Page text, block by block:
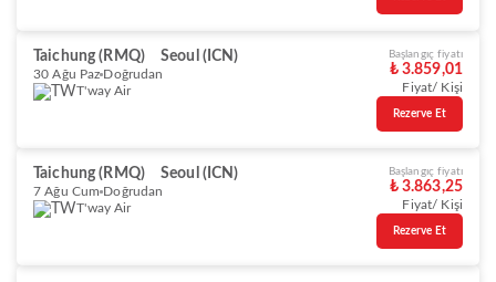
Taichung (RMQ) Seoul (ICN)
30 Ağu Paz Doğrudan
T'way Air
Başlangıç fiyatı
₺ 3.859,01
Fiyat/ Kişi
Rezerve Et
Taichung (RMQ) Seoul (ICN)
7 Ağu Cum Doğrudan
T'way Air
Başlangıç fiyatı
₺ 3.863,25
Fiyat/ Kişi
Rezerve Et